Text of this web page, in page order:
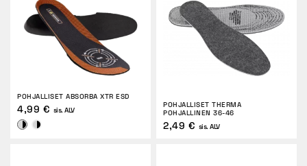
POHJALLISET ABSORBA XTR ESD
4,99 € sis. ALV
POHJALLISET THERMA
POHJALLINEN 36-46
2,49 € sis. ALV